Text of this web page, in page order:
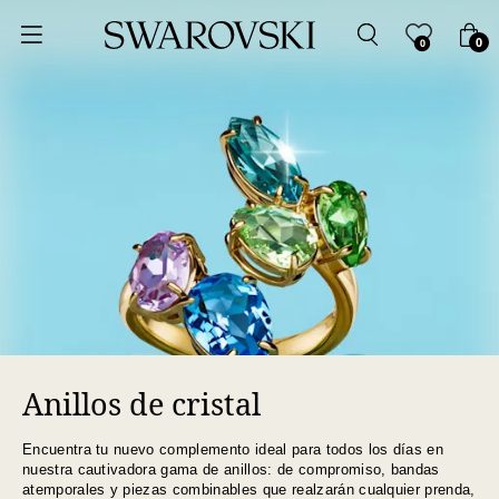
0 0
Anillos de cristal
Encuentra tu nuevo complemento ideal para todos los días en
nuestra cautivadora gama de anillos: de compromiso, bandas
atemporales y piezas combinables que realzarán cualquier prenda,
Ordenar por
Fecha de lanzamiento
Mejor descuento